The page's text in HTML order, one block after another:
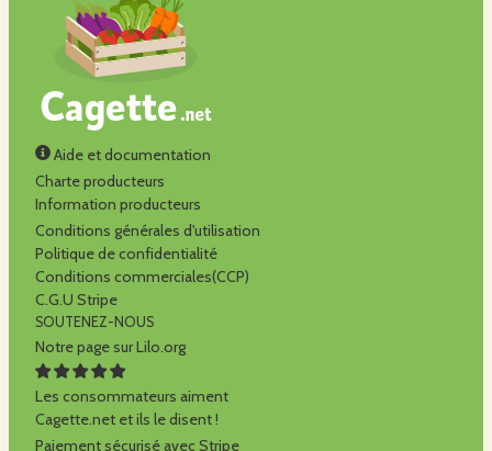
Aide et documentation
Charte producteurs
Information producteurs
Conditions générales d'utilisation
Politique de confidentialité
Conditions commerciales(CCP)
C.G.U Stripe
SOUTENEZ-NOUS
Notre page sur Lilo.org
Les consommateurs aiment
Cagette.net et ils le disent !
Paiement sécurisé avec Stripe